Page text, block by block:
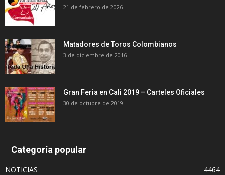
21 de febrero de 2026
Matadores de Toros Colombianos
3 de diciembre de 2016
Gran Feria en Cali 2019 – Carteles Oficiales
30 de octubre de 2019
Categoría popular
NOTICIAS
4464